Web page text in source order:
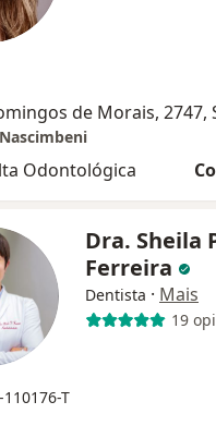
Odontológica
Dra. Sheila
Ferreira
Dentista · Mais
19
110176-T